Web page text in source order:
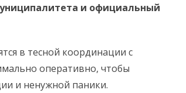
и официальный
в тесной координации с
оперативно, чтобы
и ненужной паники.